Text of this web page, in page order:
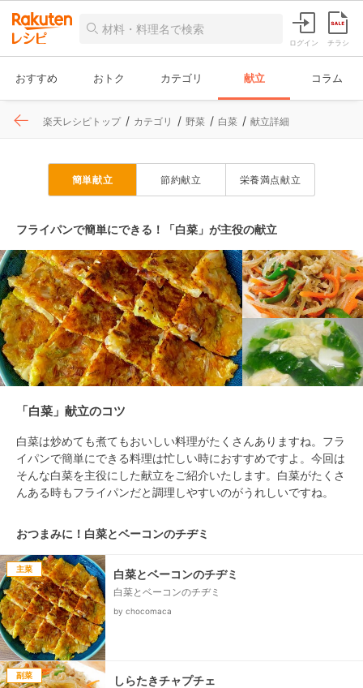
ログイン チラシ
おすすめ おトク カテゴリ 献立 コラム
楽天レシピトップ カテゴリ 野菜 白菜 献立詳細
簡単献立 節約献立 栄養満点献立
フライパンで簡単にできる！「白菜」が主役の献立
「白菜」献立のコツ
白菜は炒めても煮てもおいしい料理がたくさんありますね。フラ
イパンで簡単にできる料理は忙しい時におすすめですよ。今回は
そんな白菜を主役にした献立をご紹介いたします。白菜がたくさ
んある時もフライパンだと調理しやすいのがうれしいですね。
おつまみに！白菜とベーコンのチヂミ
主菜 白菜とベーコンのチヂミ
白菜とベーコンのチヂミ
by chocomaca
副菜 しらたきチャプチェ